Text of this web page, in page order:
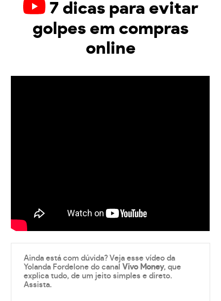
7 dicas para evitar
golpes em compras
online
Ainda está com dúvida? Veja esse vídeo da
Yolanda Fordelone do canalVivo Money, que
explica tudo, de um jeito simples e direto.
Assista.